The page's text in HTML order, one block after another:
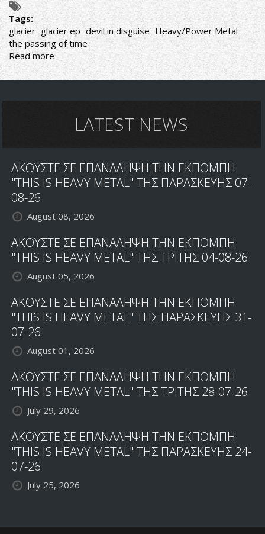
Tags:
glacier glacier ep devil in disguise Heavy/Power Metal
the passing of time
Read more about
GLACIER:
ΗΧΟΓΡΑΦΗΣΑΝ
ΤΟΥΣ
ΔΙΣΚΟLATEST NEWS
ΑΚΟΥΣΤΕ ΣΕ ΕΠΑΝΑΛΗΨΗ ΤΗΝ ΕΚΠΟΜΠΗ
"THIS IS HEAVY METAL" ΤΗΣ ΠΑΡΑΣΚΕΥΗΣ 07-
08-26
August 08, 2026
ΑΚΟΥΣΤΕ ΣΕ ΕΠΑΝΑΛΗΨΗ ΤΗΝ ΕΚΠΟΜΠΗ
"THIS IS HEAVY METAL" ΤΗΣ ΤΡΙΤΗΣ 04-08-26
August 05, 2026
ΑΚΟΥΣΤΕ ΣΕ ΕΠΑΝΑΛΗΨΗ ΤΗΝ ΕΚΠΟΜΠΗ
"THIS IS HEAVY METAL" ΤΗΣ ΠΑΡΑΣΚΕΥΗΣ 31-
07-26
August 01, 2026
ΑΚΟΥΣΤΕ ΣΕ ΕΠΑΝΑΛΗΨΗ ΤΗΝ ΕΚΠΟΜΠΗ
"THIS IS HEAVY METAL" ΤΗΣ ΤΡΙΤΗΣ 28-07-26
July 29, 2026
ΑΚΟΥΣΤΕ ΣΕ ΕΠΑΝΑΛΗΨΗ ΤΗΝ ΕΚΠΟΜΠΗ
"THIS IS HEAVY METAL" ΤΗΣ ΠΑΡΑΣΚΕΥΗΣ 24-
07-26
July 25, 2026